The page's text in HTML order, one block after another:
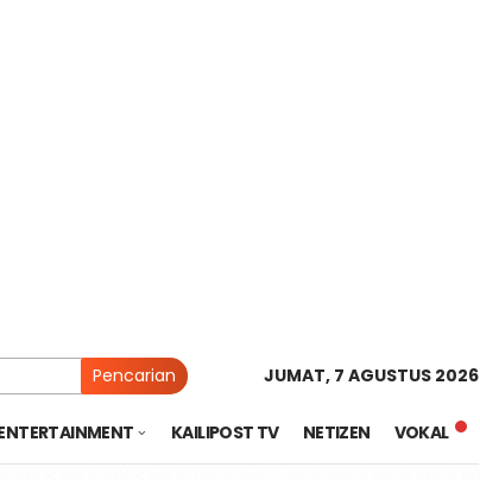
Pencarian JUMAT, 7 AGUSTUS 2026
KAILIPOST TV NETIZEN VOKAL